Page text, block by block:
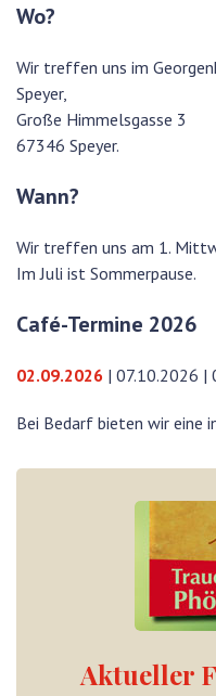
Wo?
Wir treffen uns im
Speyer,
Große Himmelsgasse 3
67346 Speyer.
Wann?
Wir treffen uns am 1.
Im Juli ist Sommerpause.
Café-Termine 2026
02.09.2026 | 07.10.2026 |
Bei Bedarf bieten wir eine
Aktueller